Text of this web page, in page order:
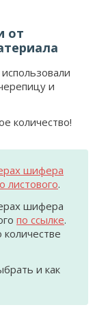
от
и
количество!
шифера
листового.
шифера
по ссылке.
количестве
и как